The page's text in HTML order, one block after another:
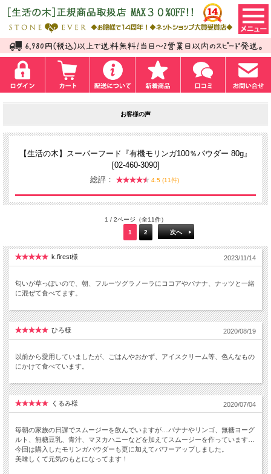
お客様の声
【生活の木】スーパーフード『有機モリンガ100％パウダー 80g』
[02-460-3090]
総評：
4.5 (11件)
1 / 2ページ（全11件）
1
2 次へ
k.firest様 2023/11/14
匂いが草っぽいので、朝、フルーツグラノーラにココアやバナナ、ナッツと一緒
に混ぜて食べてます。
ひろ様 2020/08/19
以前から愛用していましたが、ごはんやおかず、アイスクリーム等、色んなもの
にかけて食べています。
くるみ様 2020/07/04
毎朝の家族の日課でスムージーを飲んでいますが…バナナやリンゴ、無糖ヨーグ
ルト、無糖豆乳、青汁、マヌカハニーなどを加えてスムージーを作っています…
今回は購入したモリンガパウダーも更に加えてパワーアップしました。
美味しくて元気のもとになってます！